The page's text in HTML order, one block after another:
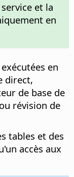
et la
en
en
direct,
de base de
révision de
tables et des
accès aux